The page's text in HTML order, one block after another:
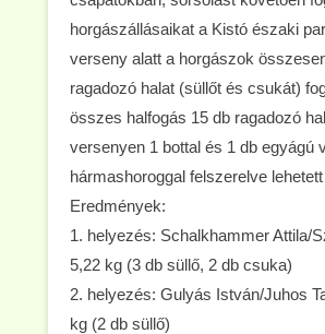
horgászállásaikat a Kistó északi
verseny alatt a horgászok
ragadozó halat (süllőt és csukát)
összes halfogás 15 db ragadozó
versenyen 1 bottal és 1 db egyágú
hármashoroggal felszerelve lehetett
Eredmények:
1. helyezés: Schalkhammer Attila/
5,22 kg (3 db süllő, 2 db csuka)
2. helyezés: Gulyás István/Juhos
kg (2 db süllő)